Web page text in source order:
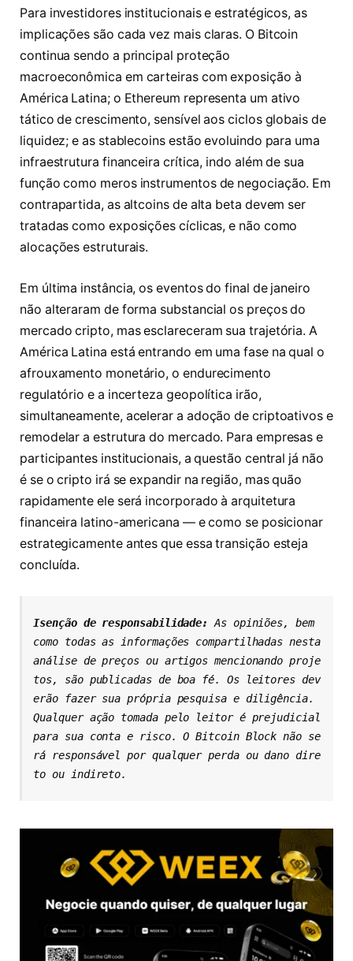
Para investidores institucionais e estratégicos, as
implicações são cada vez mais claras. O Bitcoin
continua sendo a principal proteção
macroeconômica em carteiras com exposição à
América Latina; o Ethereum representa um ativo
tático de crescimento, sensível aos ciclos globais de
liquidez; e as stablecoins estão evoluindo para uma
infraestrutura financeira crítica, indo além de sua
função como meros instrumentos de negociação. Em
contrapartida, as altcoins de alta beta devem ser
tratadas como exposições cíclicas, e não como
alocações estruturais.
Em última instância, os eventos do final de janeiro
não alteraram de forma substancial os preços do
mercado cripto, mas esclareceram sua trajetória. A
América Latina está entrando em uma fase na qual o
afrouxamento monetário, o endurecimento
regulatório e a incerteza geopolítica irão,
simultaneamente, acelerar a adoção de criptoativos e
remodelar a estrutura do mercado. Para empresas e
participantes institucionais, a questão central já não
é se o cripto irá se expandir na região, mas quão
rapidamente ele será incorporado à arquitetura
financeira latino-americana — e como se posicionar
estrategicamente antes que essa transição esteja
concluída.
Isenção de responsabilidade: As opiniões, bem
como todas as informações compartilhadas nesta
análise de preços ou artigos mencionando proje
tos, são publicadas de boa fé. Os leitores dev
erão fazer sua própria pesquisa e diligência.
Qualquer ação tomada pelo leitor é prejudicial
para sua conta e risco. O Bitcoin Block não se
rá responsável por qualquer perda ou dano dire
to ou indireto.